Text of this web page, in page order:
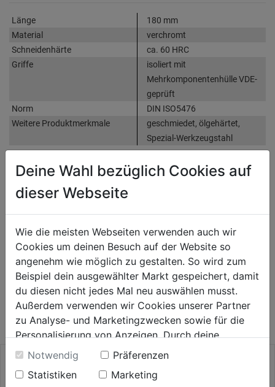
Länge
180 mm
Material
verchromt
Schneidenhärte
ca. 60 HRC
Griffe
isoliert mit
Mehrkomponentenhülle VDE-
geprüft
Norm
DIN ISO5476
Weitere Produktmerkmale
geschmiedet, ölgehärtet,
Spezial-Werkzeugstahl
Bewertung (0)
WEITERE PRODUKTE AUS DIESER
KATEGORIE
Deine Wahl bezüglich Cookies auf
dieser Webseite
Wie die meisten Webseiten verwenden auch wir
Cookies um deinen Besuch auf der Website so
angenehm wie möglich zu gestalten. So wird zum
Beispiel dein ausgewählter Markt gespeichert, damit
du diesen nicht jedes Mal neu auswählen musst.
Außerdem verwenden wir Cookies unserer Partner
zu Analyse- und Marketingzwecken sowie für die
Personalisierung von Anzeigen. Durch deine
Einwilligung werden die Daten von Drittanbieter,
unter anderem auch in den USA, verarbeitet.
Durch Klick auf "Alle Cookies erlauben" stimmst du
Notwendig
Präferenzen
Statistiken
Marketing